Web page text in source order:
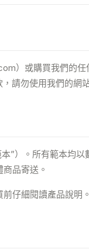
）或購買我們的
請勿使用我們的網
”）。所有範本均
品寄送。
仔細閱讀產品說明。